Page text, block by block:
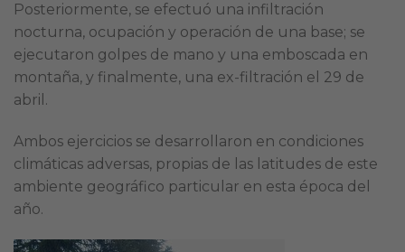
Posteriormente, se efectuó una infiltración
nocturna, ocupación y operación de una base; se
ejecutaron golpes de mano y una emboscada en
montaña, y finalmente, una ex-filtración el 29 de
abril.
Ambos ejercicios se desarrollaron en condiciones
climáticas adversas, propias de las latitudes de este
ambiente geográfico particular en esta época del
año.